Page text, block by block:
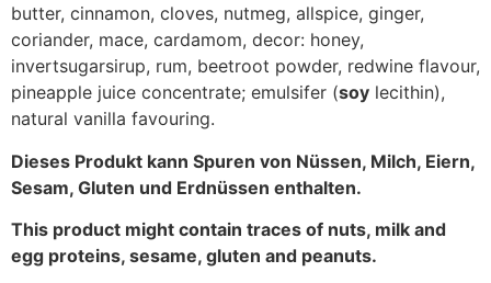
butter, cinnamon, cloves, nutmeg, allspice, ginger,
coriander, mace, cardamom, decor: honey,
invertsugarsirup, rum, beetroot powder, redwine flavour,
pineapple juice concentrate; emulsifer (soy lecithin),
natural vanilla favouring.
Dieses Produkt kann Spuren von Nüssen, Milch, Eiern,
Sesam, Gluten und Erdnüssen enthalten.
This product might contain traces of nuts, milk and
egg proteins, sesame, gluten and peanuts.